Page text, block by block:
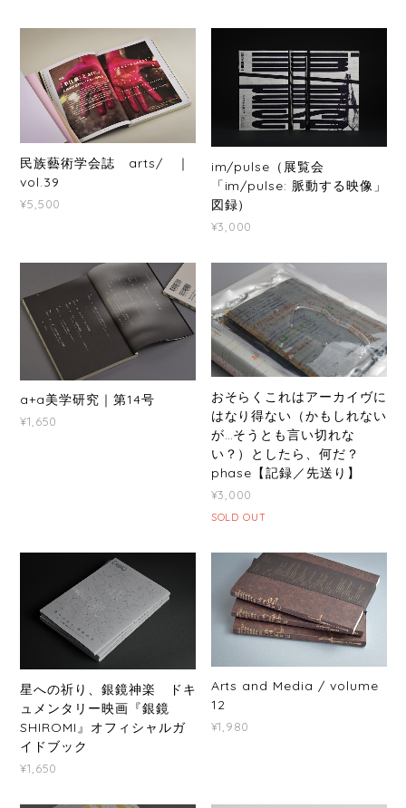
民族藝術学会誌 arts/ ｜
vol.39
¥5,500
im/pulse（展覧会
「im/pulse: 脈動する映像」
図録）
¥3,000
a+a美学研究｜第14号
¥1,650
おそらくこれはアーカイヴに
はなり得ない（かもしれない
が…そうとも言い切れな
い？）としたら、何だ？
phase【記録／先送り】
¥3,000
SOLD OUT
星への祈り、銀鏡神楽 ドキ
ュメンタリー映画『銀鏡
SHIROMI』オフィシャルガ
イドブック
¥1,650
Arts and Media / volume
12
¥1,980